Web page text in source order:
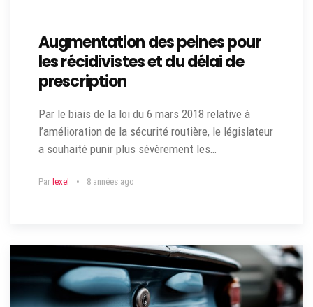
Augmentation des peines pour
les récidivistes et du délai de
prescription
Par le biais de la loi du 6 mars 2018 relative à
l’amélioration de la sécurité routière, le législateur
a souhaité punir plus sévèrement les…
Par lexel 8 années ago